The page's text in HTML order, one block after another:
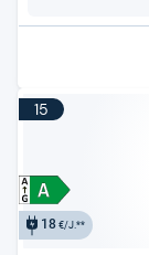
15
18€/J.**